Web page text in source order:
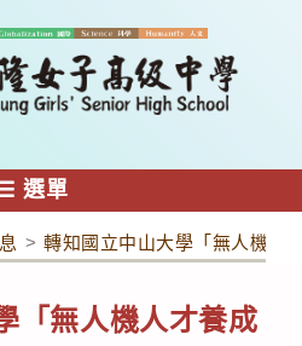
選單
> 轉知國立中山大學「無人機人
「無人機人才養成